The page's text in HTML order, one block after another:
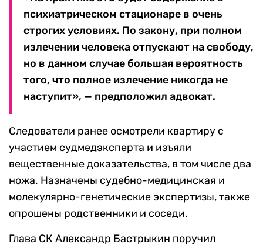
психиатрическом стационаре в очень
строгих условиях. По закону, при полном
излечении человека отпускают на свободу,
но в данном случае большая вероятность
того, что полное излечение никогда не
наступит», — предположил адвокат.
Следователи ранее осмотрели квартиру с
участием судмедэксперта и изъяли
вещественные доказательства, в том числе два
ножа. Назначены судебно-медицинская и
молекулярно-генетические экспертизы, также
опрошены родственники и соседи.
Глава СК Александр Бастрыкин поручил